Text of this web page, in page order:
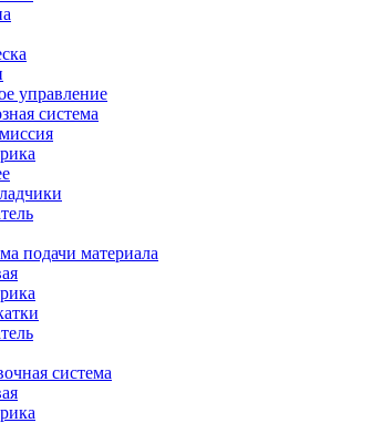
управление
система
подачи материала
система